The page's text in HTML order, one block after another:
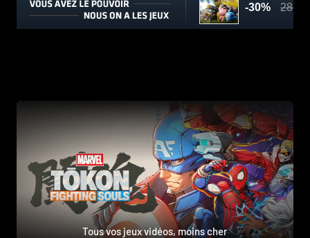
Tous vos jeux vidéos, moins cher